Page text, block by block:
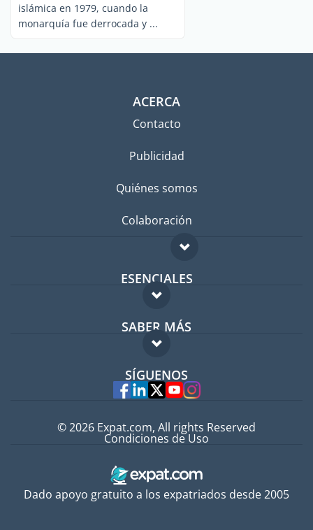
islámica en 1979, cuando la
monarquía fue derrocada y ...
ACERCA
Contacto
Publicidad
Quiénes somos
Colaboración
ESENCIALES
Foro para expatriados
Guía para expatriados
Trabajos en el extranjero
SABER MÁS
FAQ
Expertos
SÍGUENOS
Dado apoyo gratuito a los expatriados desde 2005
© 2026 Expat.com, All rights Reserved
Condiciones de Uso